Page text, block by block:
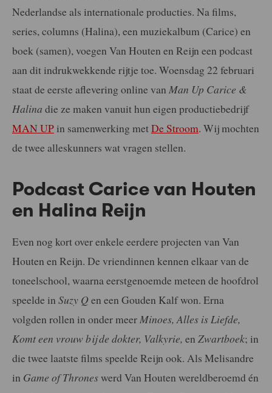
Nederlandse als internationale producties. Na films,
series, columns (Halina), een muziekalbum (Carice) en
boek (samen), voegen Van Houten en Reijn een podcast
aan dit indrukwekkende rijtje toe. Woensdag 22 februari
staat de eerste aflevering online van Man Up Carice &
Halina die ze maken vanuit hun eigen productiebedrijf
MAN UP in samenwerking metDe Stroom. Wij mochten
de twee alleskunners wat vragen stellen.
Podcast Carice van Houten
en Halina Reijn
Even nog kort over enkele eerdere projecten van Van
Houten en Reijn. De vriendinnen kennen elkaar van de
toneelschool, waarna eerstgenoemde meteen de hoofdrol
speelde in Suzy Qen een Gouden Kalf won. Erna
volgden rollen in onder meer Minoes, Alles is Liefde,
Komt een vrouw bij de dokter, Valkyrie, en Zwartboek; in
die twee laatste films speelde Reijn ook. Als Melisandre
in Game of Throneswerd Van Houten wereldberoemd én